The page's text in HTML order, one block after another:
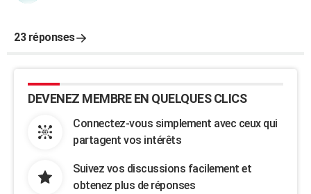
23 réponses
DEVENEZ MEMBRE EN QUELQUES CLICS
Connectez-vous simplement avec ceux qui
partagent vos intérêts
Suivez vos discussions facilement et
obtenez plus de réponses